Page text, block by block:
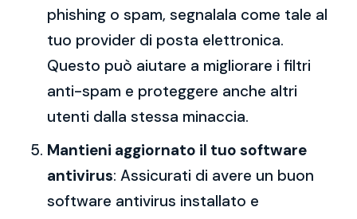
phishing o spam, segnalala come tale al
tuo provider di posta elettronica.
Questo può aiutare a migliorare i filtri
anti-spam e proteggere anche altri
utenti dalla stessa minaccia.
Mantieni aggiornato il tuo software
antivirus: Assicurati di avere un buon
software antivirus installato e